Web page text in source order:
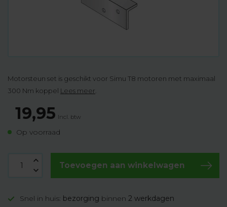
Motorsteun set is geschikt voor Simu T8 motoren met maximaal
300 Nm koppel Lees meer
19,95 Incl. btw
Op voorraad
Toevoegen aan winkelwagen
Snel in huis: bezorging binnen 2 werkdagen